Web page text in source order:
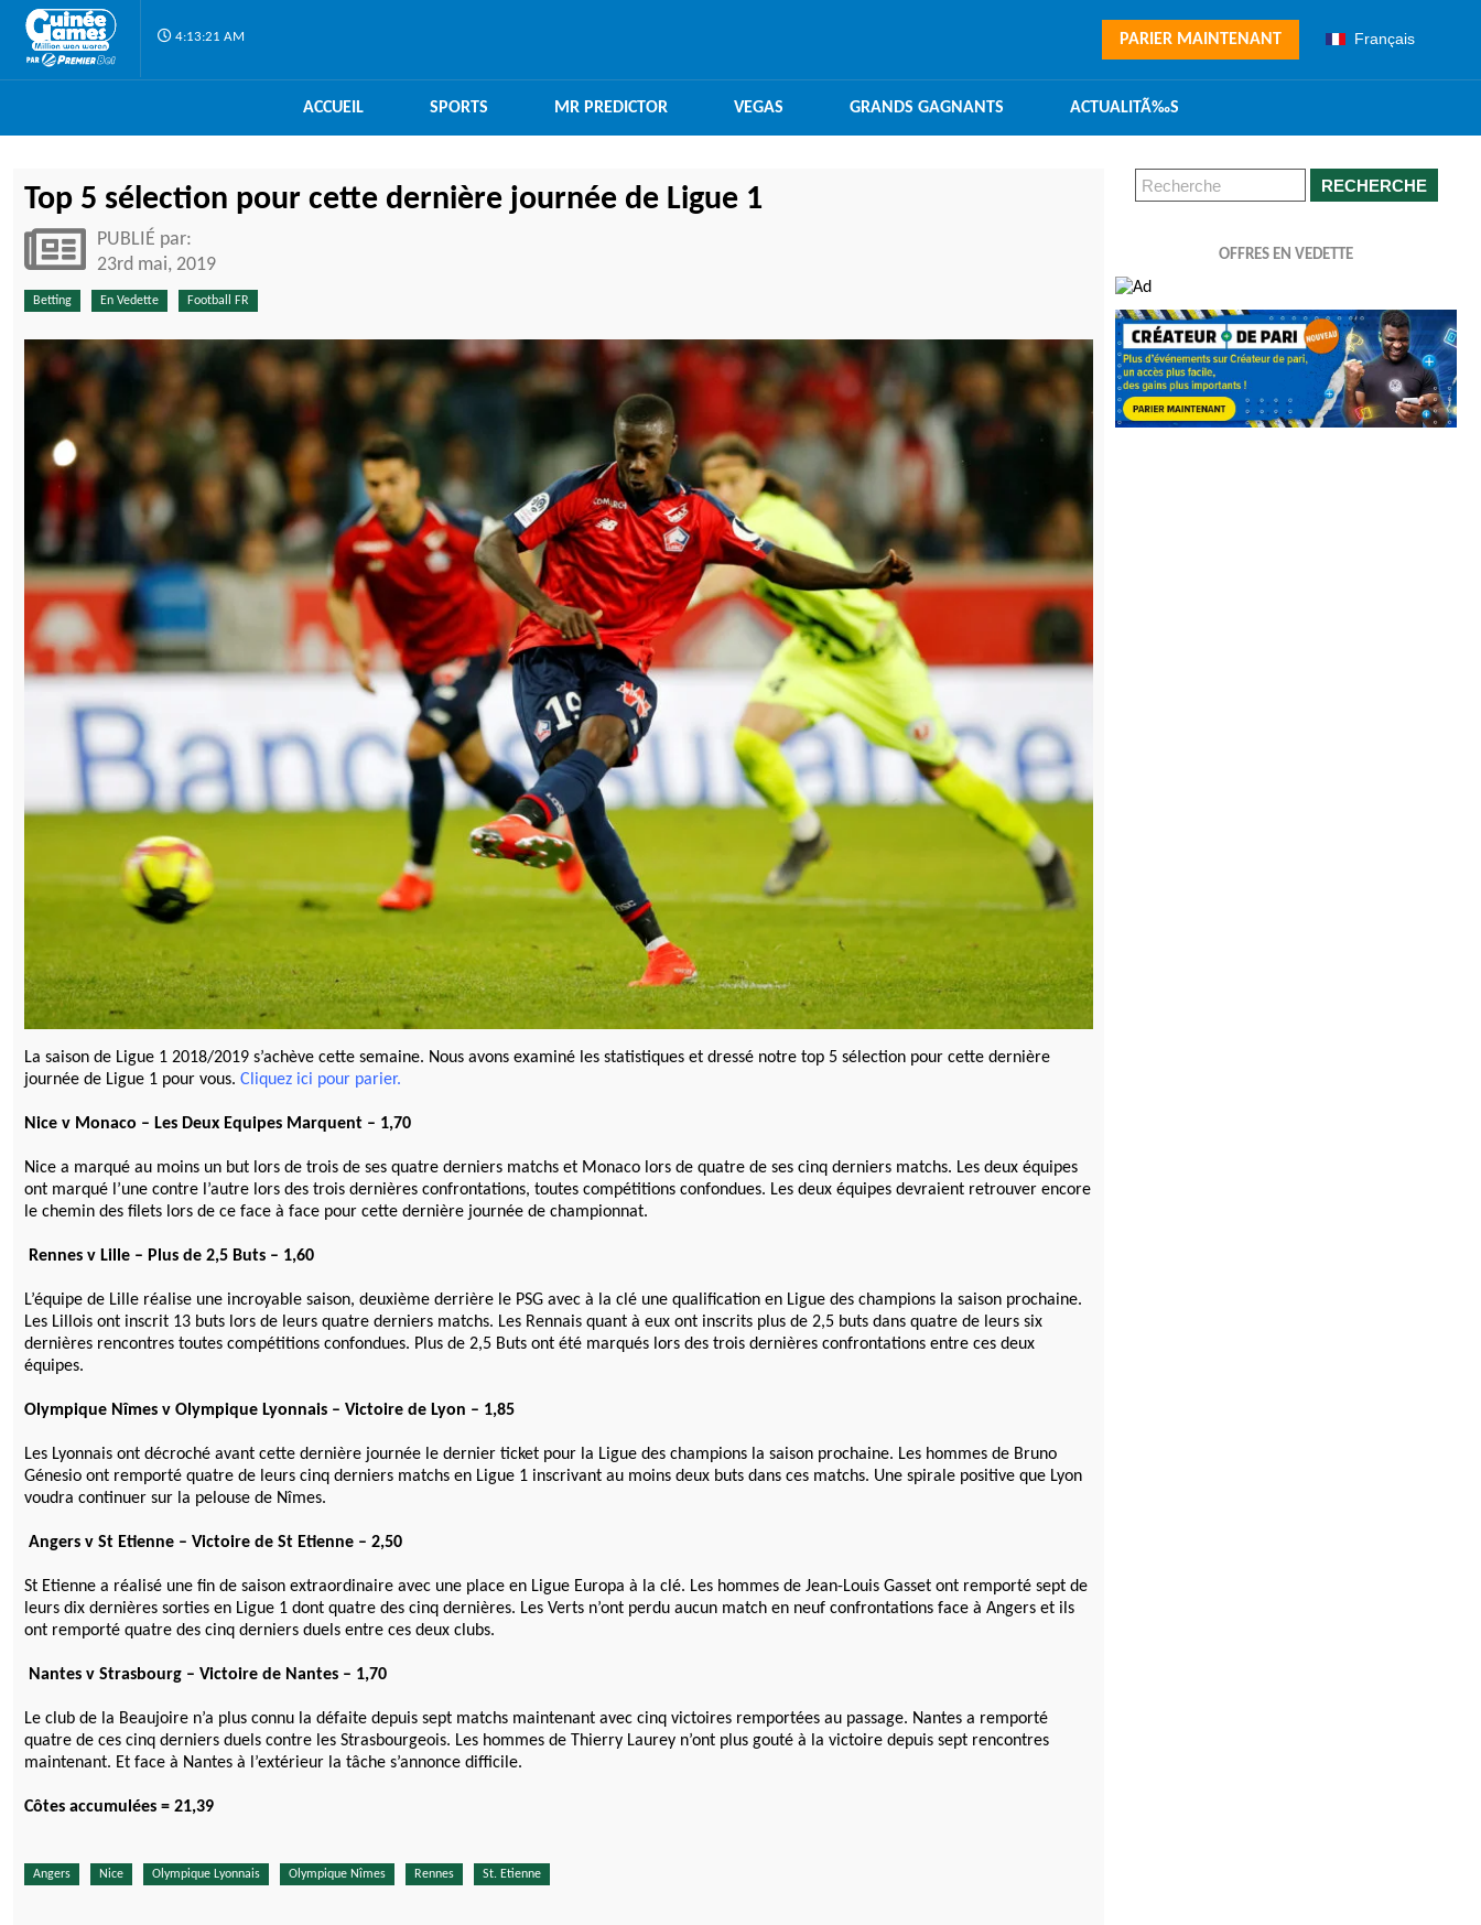
4:13:22 AM Français
PARIER MAINTENANT
ACCUEIL SPORTS MR PREDICTOR VEGAS GRANDS GAGNANTS ACTUALITÃ‰S
Top 5 sélection pour cette dernière journée de Ligue 1
PUBLIÉ par:
23rd mai, 2019
Betting En Vedette Football FR
La saison de Ligue 1 2018/2019 s’achève cette semaine. Nous avons examiné les statistiques et dressé notre top 5 sélection pour cette dernière
journée de Ligue 1 pour vous. Cliquez ici pour parier.
Nice v Monaco – Les Deux Equipes Marquent – 1,70
Nice a marqué au moins un but lors de trois de ses quatre derniers matchs et Monaco lors de quatre de ses cinq derniers matchs. Les deux équipes
ont marqué l’une contre l’autre lors des trois dernières confrontations, toutes compétitions confondues. Les deux équipes devraient retrouver encore
le chemin des filets lors de ce face à face pour cette dernière journée de championnat.
Rennes v Lille – Plus de 2,5 Buts – 1,60
L’équipe de Lille réalise une incroyable saison, deuxième derrière le PSG avec à la clé une qualification en Ligue des champions la saison prochaine.
Les Lillois ont inscrit 13 buts lors de leurs quatre derniers matchs. Les Rennais quant à eux ont inscrits plus de 2,5 buts dans quatre de leurs six
dernières rencontres toutes compétitions confondues. Plus de 2,5 Buts ont été marqués lors des trois dernières confrontations entre ces deux
équipes.
Olympique Nîmes v Olympique Lyonnais – Victoire de Lyon – 1,85
Les Lyonnais ont décroché avant cette dernière journée le dernier ticket pour la Ligue des champions la saison prochaine. Les hommes de Bruno
Génesio ont remporté quatre de leurs cinq derniers matchs en Ligue 1 inscrivant au moins deux buts dans ces matchs. Une spirale positive que Lyon
voudra continuer sur la pelouse de Nîmes.
Angers v St Etienne – Victoire de St Etienne – 2,50
St Etienne a réalisé une fin de saison extraordinaire avec une place en Ligue Europa à la clé. Les hommes de Jean-Louis Gasset ont remporté sept de
leurs dix dernières sorties en Ligue 1 dont quatre des cinq dernières. Les Verts n’ont perdu aucun match en neuf confrontations face à Angers et ils
ont remporté quatre des cinq derniers duels entre ces deux clubs.
Nantes v Strasbourg – Victoire de Nantes – 1,70
Le club de la Beaujoire n’a plus connu la défaite depuis sept matchs maintenant avec cinq victoires remportées au passage. Nantes a remporté
quatre de ces cinq derniers duels contre les Strasbourgeois. Les hommes de Thierry Laurey n’ont plus gouté à la victoire depuis sept rencontres
maintenant. Et face à Nantes à l’extérieur la tâche s’annonce difficile.
Côtes accumulées = 21,39
Angers Nice Olympique Lyonnais Olympique Nîmes Rennes St. Etienne
RECHERCHE
OFFRES EN VEDETTE